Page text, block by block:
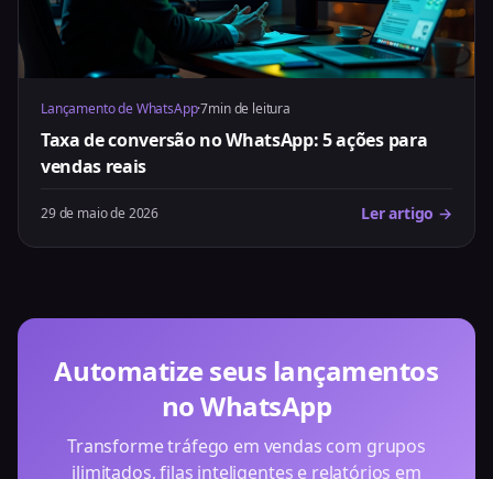
Lançamento de WhatsApp·7min de leitura
Taxa de conversão no WhatsApp: 5 ações para
vendas reais
29 de maio de 2026 Ler artigo →
Automatize seus lançamentos
no WhatsApp
Transforme tráfego em vendas com grupos
ilimitados, filas inteligentes e relatórios em